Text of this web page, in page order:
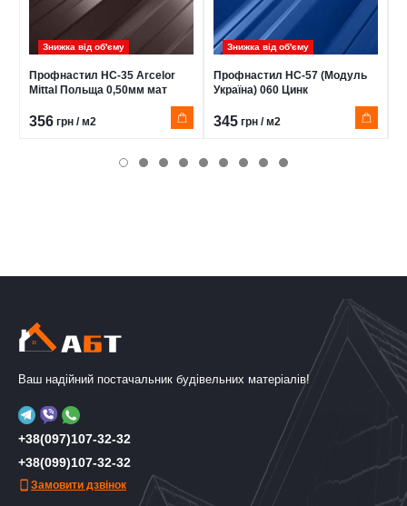
Знижка від обʹєму
Профнастил НС-35 Arcelor
Mittal Польща 0,50мм мат
356 грн / м2
Знижка від обʹєму
Профнастил НС-57 (Модуль
Україна) 060 Цинк
345 грн / м2
Ваш надійний постачальник будівельних матеріалів!
+38(097)107-32-32
+38(099)107-32-32
Замовити дзвінок